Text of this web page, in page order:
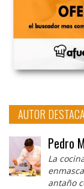
AUTOR
Pedro
La
antaño